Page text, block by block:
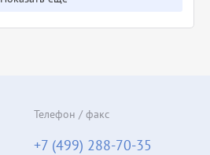
Телефон / факс
+7 (499) 288-70-35